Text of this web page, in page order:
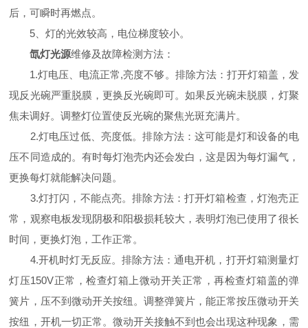
后，可瞬时再燃点。
5、灯的光效较高，电位梯度较小。
氙灯光源维修及故障检测方法：
1.灯电压、电流正常,亮度不够。排除方法：打开灯箱盖，发
现反光碗严重脱膜，更换反光碗即可。如果反光碗未脱膜，灯聚
焦未调好。调整灯位置使反光碗的聚焦光斑充满片。
2.灯电压过低、亮度低。排除方法：这可能是灯和设备的电
压不同造成的。有时每灯泡壳内还会发白，这是因为每灯漏气，
更换每灯就能解决问题。
3.灯打闪，不能点亮。排除方法：打开灯箱检查，灯泡壳正
常，观察电板发现阴极和阳极损耗较大，表明灯泡已使用了很长
时间，更换灯泡，工作正常。
4.开机时灯无反应。排除方法：通电开机，打开灯箱测量灯
灯压150V正常，检查灯箱上微动开关正常，再检查灯箱盖的弹
簧片，压不到微动开关按纽。调整弹簧片，能正常按压微动开关
按纽，开机一切正常。微动开关接触不到也会出现这种现象，需